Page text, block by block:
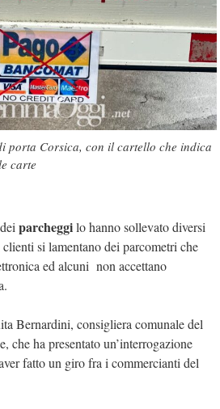
porta Corsica, con il cartello che indica
carte
parcheggilo hanno sollevato diversi
si lamentano dei parcometri che
ed alcuni non accettano
Bernardini, consigliera comunale del
che ha presentato un’interrogazione
fatto un giro fra i commercianti del